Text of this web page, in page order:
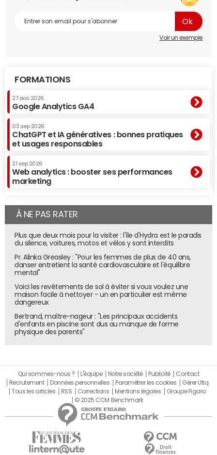
Voir un exemple
FORMATIONS
27 aoû 2026
Google Analytics GA4
03 sep 2026
ChatGPT et IA génératives : bonnes pratiques
et usages responsables
21 sep 2026
Web analytics : booster ses performances
marketing
À NE PAS RATER
Plus que deux mois pour la visiter : l'île d'Hydra est le paradis
du silence, voitures, motos et vélos y sont interdits
Pr. Alinka Greasley : "Pour les femmes de plus de 40 ans,
danser entretient la santé cardiovasculaire et l'équilibre
mental"
Voici les revêtements de sol à éviter si vous voulez une
maison facile à nettoyer - un en particulier est même
dangereux
Bertrand, maître-nageur : "Les principaux accidents
d'enfants en piscine sont dus au manque de forme
physique des parents"
Qui sommes-nous ? L'équipe Notre société Publicité
Contact
Recrutement
Données personnelles Paramétrer les cookies
Gérer Utiq
Tous les articles
RSS Corrections Mentions légales
Groupe Figaro
© 2025 CCM Benchmark